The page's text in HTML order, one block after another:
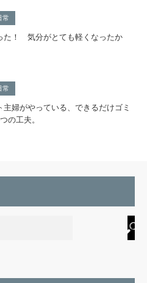
常
た！ 気分がとても軽くなったか
常
主婦がやっている、できるだけゴミ
の工夫。